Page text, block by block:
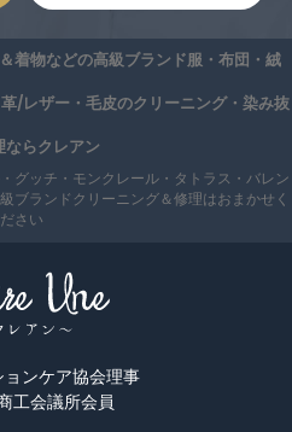
着物などの高級ブランド服・布団・絨
/レザー・毛皮のクリーニング・染み抜
ならクレアン
グッチ・モンクレール・タトラス・バレン
ブランドクリーニング＆修理はおまかせく
ださい
ョンケア協会理事
工会議所会員